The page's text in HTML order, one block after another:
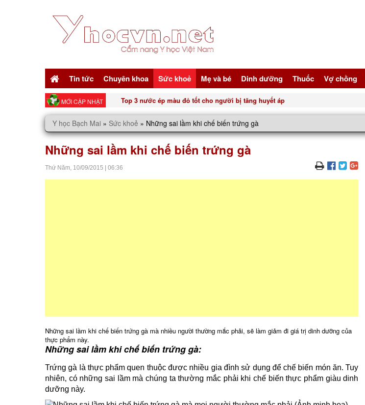
Tin tức Chuyên khoa Sức khoẻ Mẹ và bé Dinh dưỡng Thuốc Vợ chồng
MỚI CẬP NHẬT Top 3 nước ép màu đỏ tốt cho người bị tăng huyết áp
Y học Bạch Mai » Sức khoẻ » Những sai lầm khi chế biến trứng gà
Những sai lầm khi chế biến trứng gà
Thứ Năm, 10/09/2015 06:36
Những sai lầm khi chế biến trứng gà mà nhiều người thường mắc phải, sẽ làm giảm đi giá trị dinh dưỡng của
thực phẩm này.
Những sai lầm khi chế biến trứng gà:
Trứng gà là thực phẩm quen thuộc được nhiều gia đình sử dụng để chế biến món ăn. Tuy
nhiên, có những sai lầm mà chúng ta thường mắc phải khi chế biến thực phẩm giàu dinh
dưỡng này.